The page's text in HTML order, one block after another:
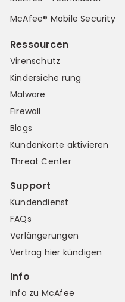
McAfee® Mobile Security
Ressourcen
Virenschutz
Kindersiche rung
Malware
Firewall
Blogs
Kundenkarte aktivieren
Threat Center
Support
Kundendienst
FAQs
Verlängerungen
Vertrag hier kündigen
Info
Info zu McAfee